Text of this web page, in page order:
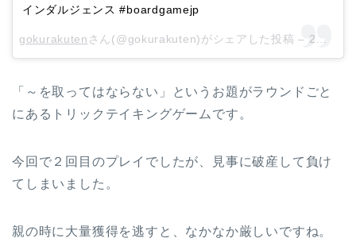
インダルジェンス #boardgamejp
gokurakuten さん(@gokurakuten)がシェアした投稿 – 2月 11, 2018 at 1:09午前 PST
「～を取ってはならない」というお題がラウンドごと
にあるトリックテイキングゲームです。
今回で２回目のプレイでしたが、見事に破産して負け
てしまいました。
親の時に大量獲得を逃すと、なかなか厳しいですね。